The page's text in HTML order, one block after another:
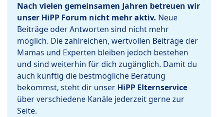
Nach vielen gemeinsamen Jahren betreuen wir
unser HiPP Forum nicht mehr aktiv. Neue
Beiträge oder Antworten sind nicht mehr
möglich. Die zahlreichen, wertvollen Beiträge der
Mamas und Experten bleiben jedoch bestehen
und sind weiterhin für dich zugänglich. Damit du
auch künftig die bestmögliche Beratung
bekommst, steht dir unser HiPP Elternservice
über verschiedene Kanäle jederzeit gerne zur
Seite.